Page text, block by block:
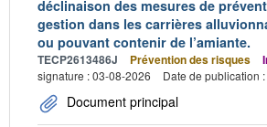
déclinaison des mesures de
gestion dans les carrières
ou pouvant contenir de l’amiante.
TECP2613486J Prévention des risques
signature : 03-08-2026
Date de publication
Document principal